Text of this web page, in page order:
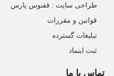
طراحی سایت :‌ ققنوس پارس
قوانین و مقررات
تبلیغات گسترده
ثبت اینماد
تماس با ما